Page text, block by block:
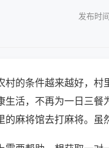
发布时
村的条件越来越好，
生活，不再为一日三
的麻将馆去打麻将。虽